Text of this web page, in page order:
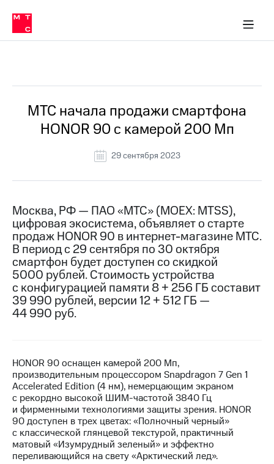
Медиа-центр
и акционерам
Устойчивое развитие
Комплаенс и деловая этика
компании
Карьера
История
компании
Руководство
Контакты
Медиа-центр
Пресс-
релизы
МТС
о технологиях
Финансовая
отчетность
Контакты
Новости
в
регионе
в МТС
Пресс-
релизы
о технологиях
МТС начала продажи смартфона
HONOR 90 с камерой 200 Мп
29 сентября 2023
Москва, РФ — ПАО «МТС» (MOEX: MTSS),
цифровая экосистема, объявляет о старте
продаж HONOR 90 в интернет-магазине МТС.
В период с 29 сентября по 30 октября
смартфон будет доступен со скидкой
5000 рублей. Стоимость устройства
с конфигурацией памяти 8 + 256 ГБ составит
39 990 рублей, версии 12 + 512 ГБ —
44 990 руб.
HONOR 90 оснащен камерой 200 Мп,
производительным процессором Snapdragon 7 Gen 1
Accelerated Edition (4 нм), немерцающим экраном
с рекордно высокой ШИМ-частотой 3840 Гц
и фирменными технологиями защиты зрения. HONOR
90 доступен в трех цветах: «Полночный черный»
с классической глянцевой текстурой, практичный
матовый «Изумрудный зеленый» и эффектно
переливающийся на свету «Арктический лед».